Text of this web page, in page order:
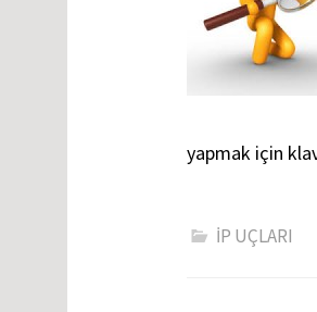
yapmak için
İP UÇLARI